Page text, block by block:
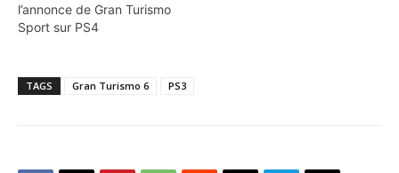
l’annonce de Gran Turismo
Sport sur PS4
TAGS Gran Turismo 6 PS3